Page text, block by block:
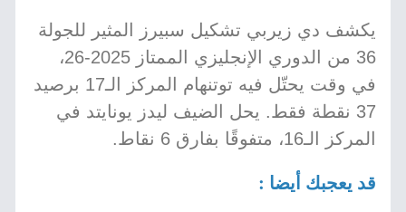
يكشف دي زيربي تشكيل سبيرز المثير للجولة
36 من الدوري الإنجليزي الممتاز 2025-26،
في وقت يحتّل فيه توتنهام المركز الـ17 برصيد
37 نقطة فقط. يحل الضيف ليدز يونايتد في
المركز الـ16، متفوقًا بفارق 6 نقاط.
قد يعجبك أيضا :